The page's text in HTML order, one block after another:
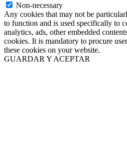
Non-necessary
Any cookies that may not be
to function and is used specifically to
analytics, ads, other embedded
cookies. It is mandatory to procure
these cookies on your website.
GUARDAR Y ACEPTAR